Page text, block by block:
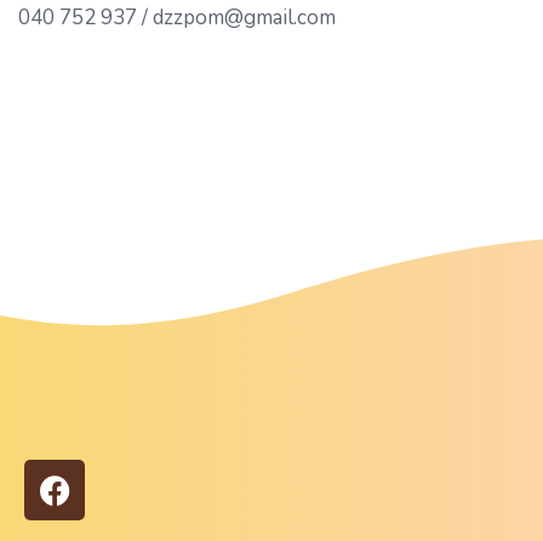
040 752 937 / dzzpom@gmail.com